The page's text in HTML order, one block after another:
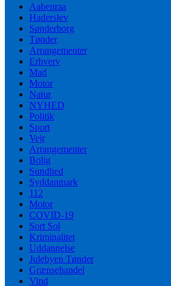
Aabenraa
Haderslev
Sønderborg
Tønder
Arrangementer
Erhverv
Mad
Motor
Natur
NYHED
Politik
Sport
Vejr
Arrangementer
Bolig
Sundhed
Syddanmark
112
Motor
COVID-19
Sort Sol
Kriminalitet
Uddannelse
Julebyen Tønder
Grænsehandel
Vind